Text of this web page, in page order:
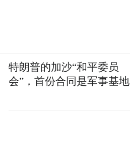
特朗普的加沙“和平委员
会”，首份合同是军事基地